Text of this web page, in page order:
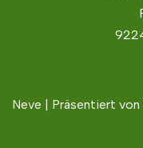
Neve | Präsentiert von